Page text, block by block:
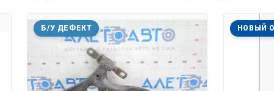
Б/У ДЕФЕКТ НОВЫЙ